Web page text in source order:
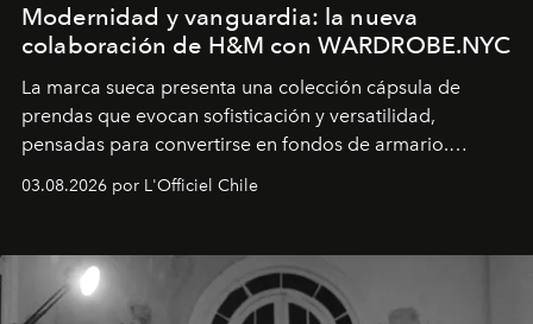
Modernidad y vanguardia: la nueva
colaboración de H&M con WARDROBE.NYC
La marca sueca presenta una colección cápsula de
prendas que evocan sofisticación y versatilidad,
pensadas para convertirse en fondos de armario.
03.08.2026 por L'Officiel Chile